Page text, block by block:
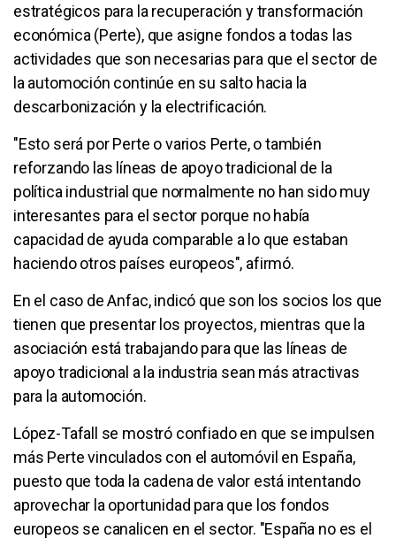
estratégicos para la recuperación y transformación
económica (Perte), que asigne fondos a todas las
actividades que son necesarias para que el sector de
la automoción continúe en su salto hacia la
descarbonización y la electrificación.
"Esto será por Perte o varios Perte, o también
reforzando las líneas de apoyo tradicional de la
política industrial que normalmente no han sido muy
interesantes para el sector porque no había
capacidad de ayuda comparable a lo que estaban
haciendo otros países europeos", afirmó.
En el caso de Anfac, indicó que son los socios los que
tienen que presentar los proyectos, mientras que la
asociación está trabajando para que las líneas de
apoyo tradicional a la industria sean más atractivas
para la automoción.
López-Tafall se mostró confiado en que se impulsen
más Perte vinculados con el automóvil en España,
puesto que toda la cadena de valor está intentando
aprovechar la oportunidad para que los fondos
europeos se canalicen en el sector. "España no es el